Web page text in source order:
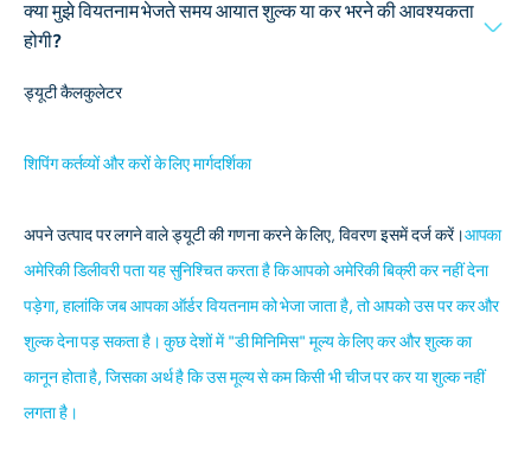
क्या मुझे वियतनाम भेजते समय आयात शुल्क या कर भरने की आवश्यकता
होगी?
ड्यूटी कैलकुलेटर
शिपिंग कर्तव्यों और करों के लिए मार्गदर्शिका
अपने उत्पाद पर लगने वाले ड्यूटी की गणना करने के लिए, विवरण इसमें दर्ज करें।आपका
अमेरिकी डिलीवरी पता यह सुनिश्चित करता है कि आपको अमेरिकी बिक्री कर नहीं देना
पड़ेगा, हालांकि जब आपका ऑर्डर वियतनाम को भेजा जाता है, तो आपको उस पर कर और
शुल्क देना पड़ सकता है। कुछ देशों में "डी मिनिमिस" मूल्य के लिए कर और शुल्क का
कानून होता है, जिसका अर्थ है कि उस मूल्य से कम किसी भी चीज पर कर या शुल्क नहीं
लगता है।